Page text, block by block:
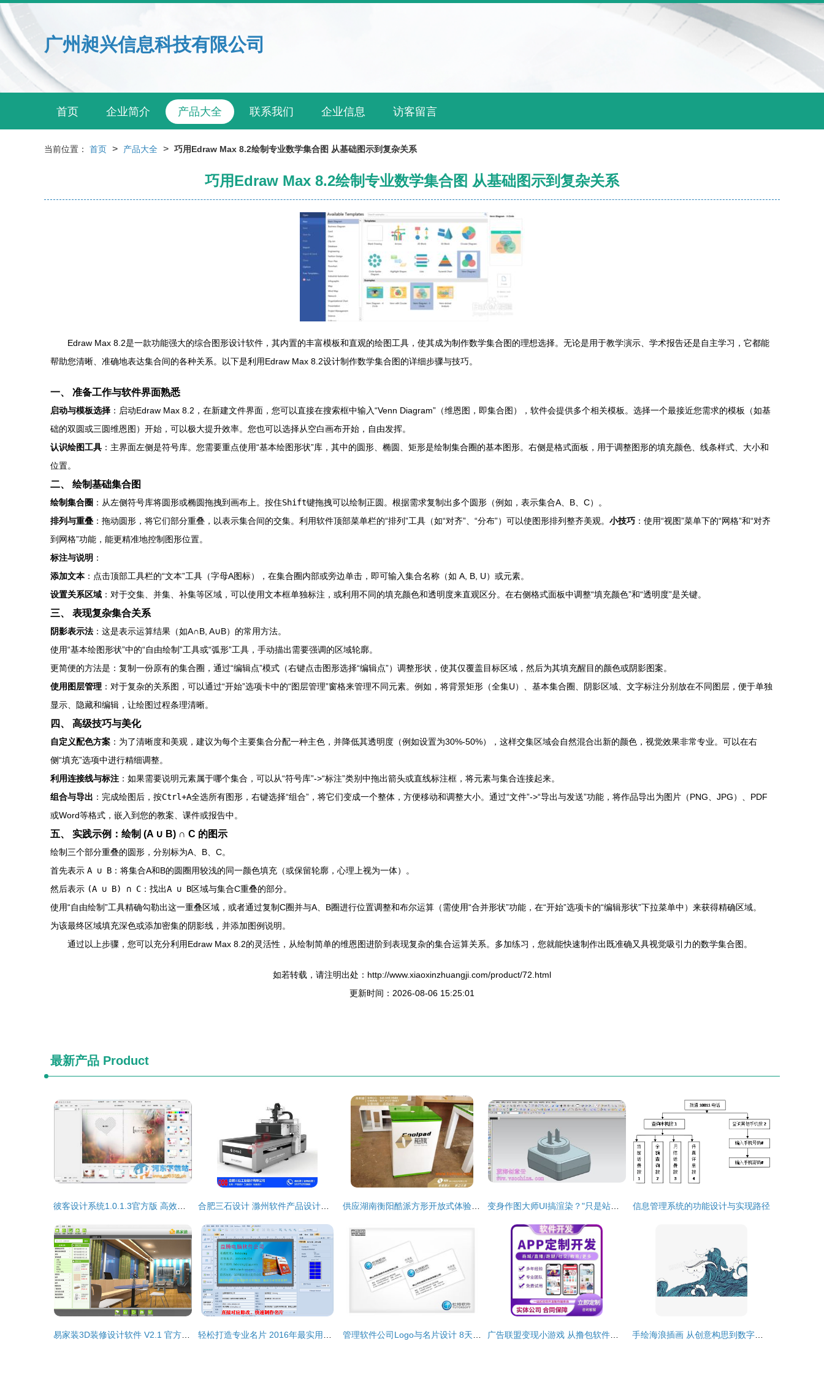
广州昶兴信息科技有限公司
首页 企业简介 产品大全 联系我们 企业信息 访客留言
当前位置： 首页 > 产品大全 > 巧用Edraw Max 8.2绘制专业数学集合图 从基础图示到复杂关系
巧用Edraw Max 8.2绘制专业数学集合图 从基础图示到复杂关系
Edraw Max 8.2是一款功能强大的综合图形设计软件，其内置的丰富模板和直观的绘图工具，使其成为制作数学集合图的理想选择。无论是用于教学演示、学术报告还是自主学习，它都能
帮助您清晰、准确地表达集合间的各种关系。以下是利用Edraw Max 8.2设计制作数学集合图的详细步骤与技巧。
一、 准备工作与软件界面熟悉
启动与模板选择 ：启动Edraw Max 8.2，在新建文件界面，您可以直接在搜索框中输入“Venn Diagram”（维恩图，即集合图），软件会提供多个相关模板。选择一个最接近您需求的模板（如基
础的双圆或三圆维恩图）开始，可以极大提升效率。您也可以选择从空白画布开始，自由发挥。
认识绘图工具 ：主界面左侧是符号库。您需要重点使用“基本绘图形状”库，其中的圆形、椭圆、矩形是绘制集合圈的基本图形。右侧是格式面板，用于调整图形的填充颜色、线条样式、大小和
位置。
二、 绘制基础集合图
绘制集合圈 ：从左侧符号库将圆形或椭圆拖拽到画布上。按住Shift键拖拽可以绘制正圆。根据需求复制出多个圆形（例如，表示集合A、B、C）。
排列与重叠 ：拖动圆形，将它们部分重叠，以表示集合间的交集。利用软件顶部菜单栏的“排列”工具（如“对齐”、“分布”）可以使图形排列整齐美观。 小技巧 ：使用“视图”菜单下的“网格”和“对齐
到网格”功能，能更精准地控制图形位置。
标注与说明 ：
添加文本：点击顶部工具栏的“文本”工具（字母A图标），在集合圈内部或旁边单击，即可输入集合名称（如 A, B, U）或元素。
设置关系区域 ：对于交集、并集、补集等区域，可以使用文本框单独标注，或利用不同的填充颜色和透明度来直观区分。在右侧格式面板中调整“填充颜色”和“透明度”是关键。
三、 表现复杂集合关系
阴影表示法 ：这是表示运算结果（如A∩B, A∪B）的常用方法。
使用“基本绘图形状”中的“自由绘制”工具或“弧形”工具，手动描出需要强调的区域轮廓。
更简便的方法是：复制一份原有的集合圈，通过“编辑点”模式（右键点击图形选择“编辑点”）调整形状，使其仅覆盖目标区域，然后为其填充醒目的颜色或阴影图案。
使用图层管理 ：对于复杂的关系图，可以通过“开始”选项卡中的“图层管理”窗格来管理不同元素。例如，将背景矩形（全集U）、基本集合圈、阴影区域、文字标注分别放在不同图层，便于单独
显示、隐藏和编辑，让绘图过程条理清晰。
四、 高级技巧与美化
自定义配色方案 ：为了清晰度和美观，建议为每个主要集合分配一种主色，并降低其透明度（例如设置为30%-50%），这样交集区域会自然混合出新的颜色，视觉效果非常专业。可以在右
侧“填充”选项中进行精细调整。
利用连接线与标注 ：如果需要说明元素属于哪个集合，可以从“符号库”->“标注”类别中拖出箭头或直线标注框，将元素与集合连接起来。
组合与导出 ：完成绘图后，按Ctrl+A全选所有图形，右键选择“组合”，将它们变成一个整体，方便移动和调整大小。通过“文件”->“导出与发送”功能，将作品导出为图片（PNG、JPG）、PDF
或Word等格式，嵌入到您的教案、课件或报告中。
五、 实践示例：绘制 (A ∪ B) ∩ C 的图示
绘制三个部分重叠的圆形，分别标为A、B、C。
首先表示 A ∪ B ：将集合A和B的圆圈用较浅的同一颜色填充（或保留轮廓，心理上视为一体）。
然后表示 (A ∪ B) ∩ C ：找出A ∪ B区域与集合C重叠的部分。
使用“自由绘制”工具精确勾勒出这一重叠区域，或者通过复制C圈并与A、B圈进行位置调整和布尔运算（需使用“合并形状”功能，在“开始”选项卡的“编辑形状”下拉菜单中）来获得精确区域。
为该最终区域填充深色或添加密集的阴影线，并添加图例说明。
通过以上步骤，您可以充分利用Edraw Max 8.2的灵活性，从绘制简单的维恩图进阶到表现复杂的集合运算关系。多加练习，您就能快速制作出既准确又具视觉吸引力的数学集合图。
如若转载，请注明出处：http://www.xiaoxinzhuangji.com/product/72.html
更新时间：2026-08-06 15:25:01
最新产品 Product
信息管理系统的功能设计与实现路径